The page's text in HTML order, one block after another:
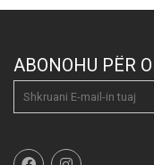
ABONOHU PËR